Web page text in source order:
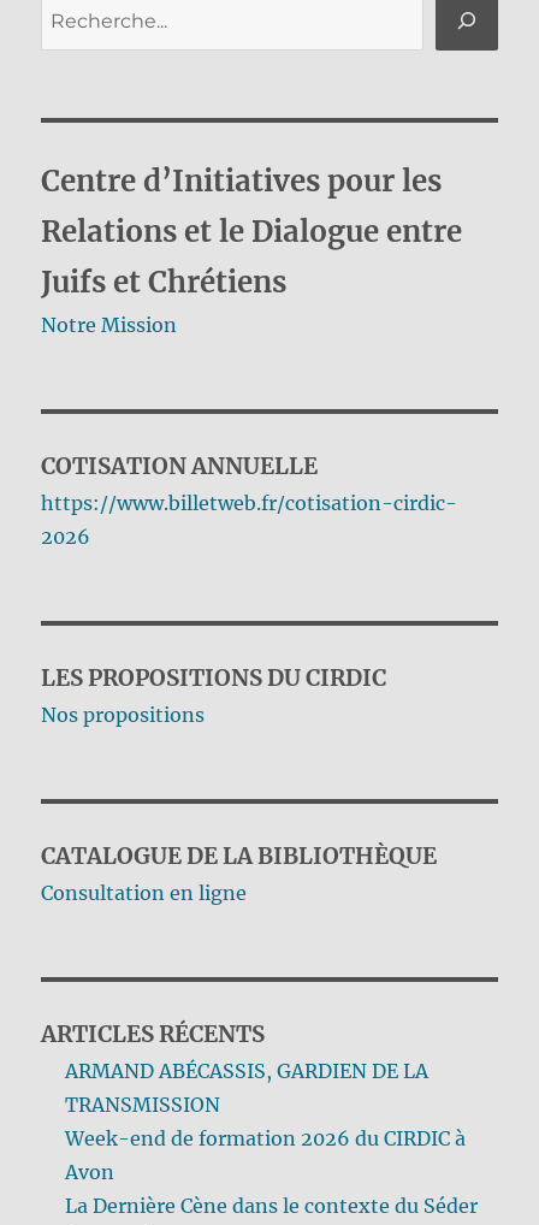
Centre d’Initiatives pour les
Relations et le Dialogue entre
Juifs et Chrétiens
Notre Mission
COTISATION ANNUELLE
https://www.billetweb.fr/cotisation-cirdic-
2026
LES PROPOSITIONS DU CIRDIC
Nos propositions
CATALOGUE DE LA BIBLIOTHÈQUE
Consultation en ligne
ARTICLES RÉCENTS
ARMAND ABÉCASSIS, GARDIEN DE LA
TRANSMISSION
Week-end de formation 2026 du CIRDIC à
Avon
La Dernière Cène dans le contexte du Séder